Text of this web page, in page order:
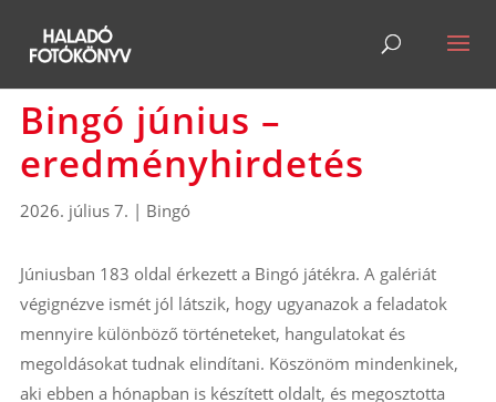
Bingó június –
eredményhirdetés
2026. július 7. | Bingó
Júniusban 183 oldal érkezett a Bingó játékra. A galériát
végignézve ismét jól látszik, hogy ugyanazok a feladatok
mennyire különböző történeteket, hangulatokat és
megoldásokat tudnak elindítani. Köszönöm mindenkinek,
aki ebben a hónapban is készített oldalt, és megosztotta